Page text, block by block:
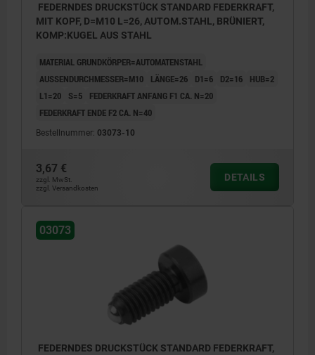
FEDERNDES DRUCKSTÜCK STANDARD FEDERKRAFT,
MIT KOPF, D=M10 L=26, AUTOM.STAHL, BRÜNIERT,
KOMP:KUGEL AUS STAHL
MATERIAL GRUNDKÖRPER=AUTOMATENSTAHL
AUSSENDURCHMESSER=M10
LÄNGE=26 D1=6 D2=16
HUB=2
L1=20
S=5
FEDERKRAFT ANFANG F1 CA. N=20
FEDERKRAFT ENDE F2 CA. N=40
Bestellnummer: 03073-10
3,67 €
zzgl. MwSt.
zzgl. Versandkosten
DETAILS
03073
FEDERNDES DRUCKSTÜCK STANDARD FEDERKRAFT,